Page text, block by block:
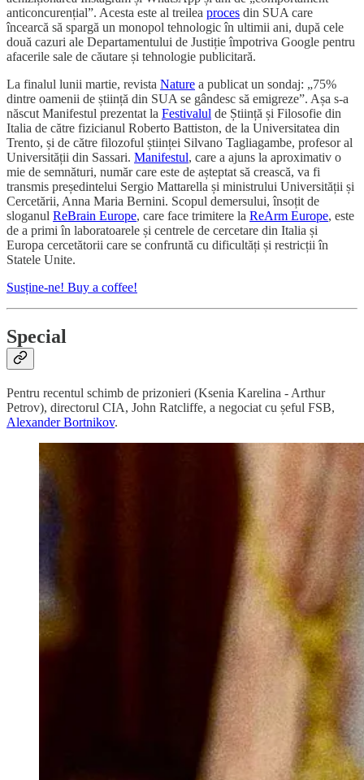
anticoncurențial”. Acesta este al treilea proces din SUA care
încearcă să spargă un monopol tehnologic în ultimii ani, după cele
două cazuri ale Departamentului de Justiție împotriva Google pentru
afacerile sale de căutare și tehnologie publicitară.
La finalul lunii martie, revista Nature a publicat un sondaj: „75%
dintre oamenii de știință din SUA se gândesc să emigreze”. Așa s-a
născut Manifestul prezentat la Festivalul de Știință și Filosofie din
Italia de către fizicianul Roberto Battiston, de la Universitatea din
Trento, și de către filozoful științei Silvano Tagliagambe, profesor al
Universității din Sassari. Manifestul, care a ajuns la aproximativ o
mie de semnături, număr care este de așteptat să crească, va fi
transmis președintelui Sergio Mattarella și ministrului Universității și
Cercetării, Anna Maria Bernini. Scopul demersului, însoțit de
sloganul ReBrain Europe, care face trimitere la ReArm Europe, este
de a primi în laboratoarele și centrele de cercetare din Italia și
Europa cercetătorii care se confruntă cu dificultăți și restricții în
Statele Unite.
Susține-ne! Buy a coffee!
Special
Pentru recentul schimb de prizonieri (Ksenia Karelina - Arthur
Petrov), directorul CIA, John Ratcliffe, a negociat cu șeful FSB,
Alexander Bortnikov.